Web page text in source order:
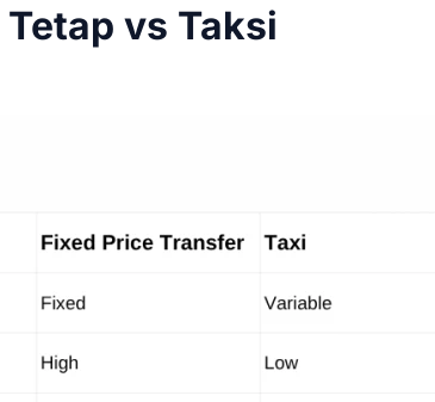
vs Taksi